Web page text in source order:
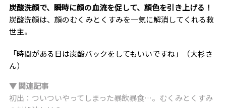
炭酸洗顔で、瞬時に顔の血流を促して、顔色を引き上げる！
炭酸洗顔は、顔のむくみとくすみを一気に解消してくれる救
世主。
「時間がある日は炭酸パックをしてもいいですね」（大杉さ
ん）
▼ 関連記事
初出：ついついやってしまった暴飲暴食…。むくみとくすみ